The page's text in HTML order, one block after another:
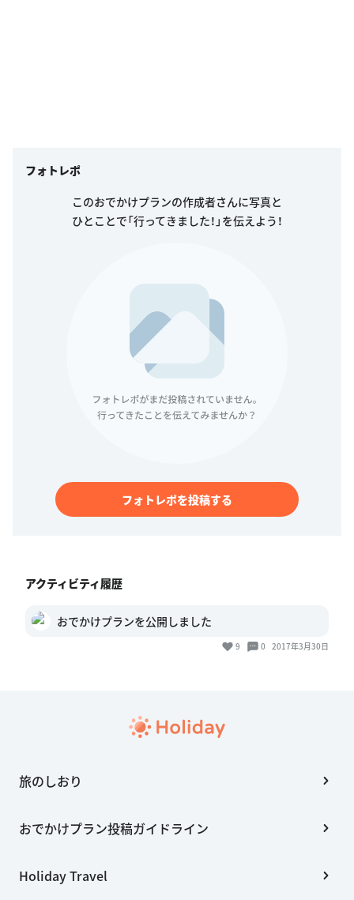
フォトレポ
このおでかけプランの作成者さんに写真と
ひとことで「行ってきました！」を伝えよう！
フォトレポを投稿する
アクティビティ履歴
おでかけプランを公開しました
9 0 2017年3月30日
旅のしおり
おでかけプラン投稿ガイドライン
Holiday Travel